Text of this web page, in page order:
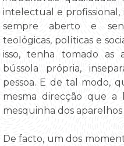
intelectual e
sempre aberto e
teológicas, políticas e
isso, tenha tomado as
bússola própria,
pessoa. E de tal modo,
mesma direcção que a
mesquinha dos aparelhos
De facto, um dos